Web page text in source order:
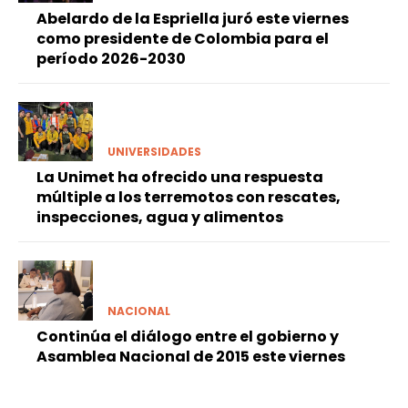
Abelardo de la Espriella juró este viernes
como presidente de Colombia para el
período 2026-2030
UNIVERSIDADES
La Unimet ha ofrecido una respuesta
múltiple a los terremotos con rescates,
inspecciones, agua y alimentos
NACIONAL
Continúa el diálogo entre el gobierno y
Asamblea Nacional de 2015 este viernes